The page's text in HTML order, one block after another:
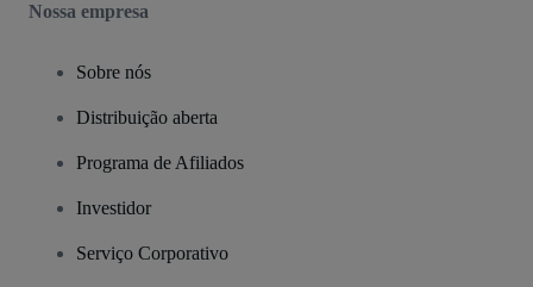
Nossa empresa
Sobre nós
Distribuição aberta
Programa de Afiliados
Investidor
Serviço Corporativo